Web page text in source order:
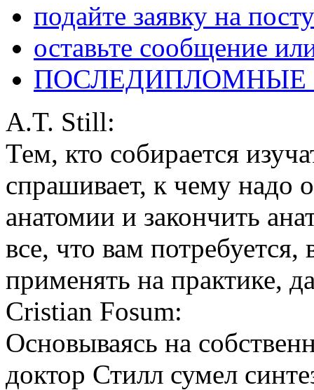
подайте заявку на
оставьте сообщение
A.T. Still:
Тем, кто собирается
спрашивает, к чему надо
анатомии и закончить
все, что вам
применять на практике,
Cristian Fosum:
Основываясь на
доктор Стилл сумел